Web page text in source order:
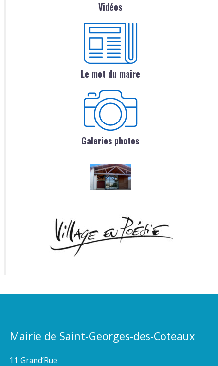
Vidéos
Le mot du maire
Galeries photos
Mairie de Saint-Georges-des-Coteaux
11 Grand’Rue